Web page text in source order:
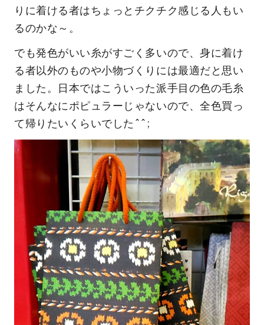
りに着ける者はちょっとチクチク感じる人もい
るのかな～。
でも発色がいい糸がすごく多いので、身に着け
る者以外のものや小物づくりには最適だと思い
ました。日本ではこういった派手目の色の毛糸
はそんなにポピュラーじゃないので、全色買っ
て帰りたいくらいでした^^;